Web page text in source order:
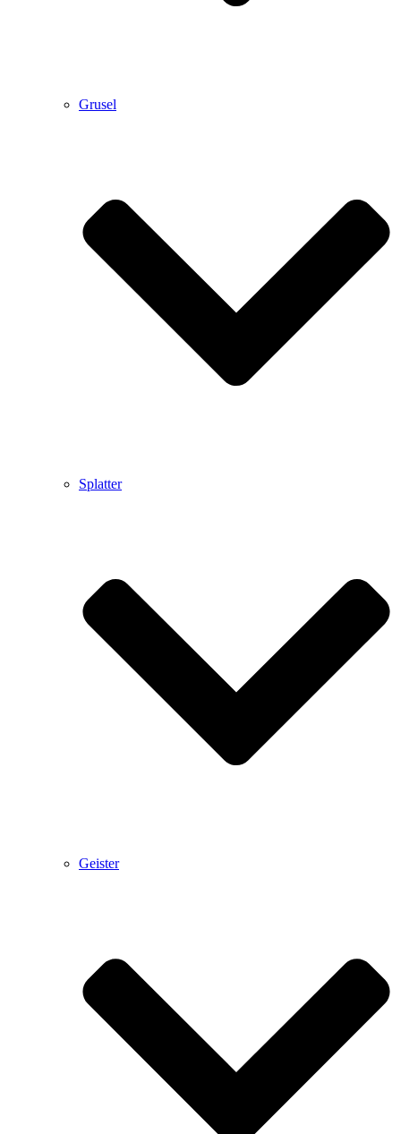
Grusel
Splatter
Geister